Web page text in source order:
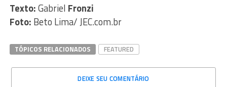
Texto:Gabriel Fronzi
Foto: Beto Lima/ JEC.com.br
TÓPICOS RELACIONADOS FEATURED
DEIXE SEU COMENTÁRIO